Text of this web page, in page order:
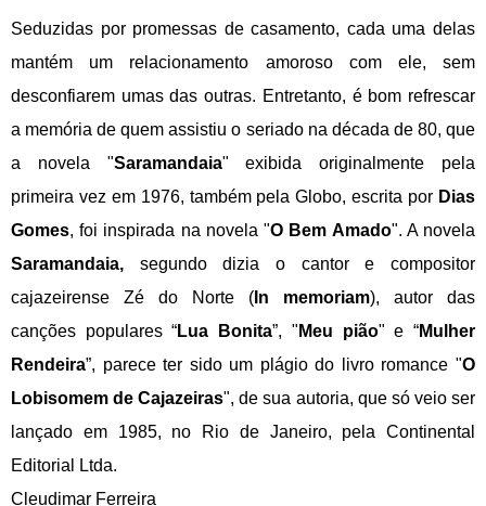
Seduzidas por promessas de casamento, cada uma delas
mantém um relacionamento amoroso com ele, sem
desconfiarem umas das outras. Entretanto, é bom refrescar
a memória de quem assistiu o seriado na década de 80, que
a novela "Saramandaia" exibida originalmente pela
primeira vez em 1976, também pela Globo, escrita por Dias
Gomes, foi inspirada na novela "O Bem Amado". A novela
Saramandaia, segundo dizia o cantor e compositor
cajazeirense Zé do Norte ( In memoriam), autor das
canções populares “Lua Bonita”, " Meu pião" e “Mulher
Rendeira”, parece ter sido um plágio do livro romance "O
Lobisomem de Cajazeiras", de sua autoria, que só veio ser
lançado em 1985, no Rio de Janeiro, pela Continental
Editorial Ltda.
Cleudimar Ferreira